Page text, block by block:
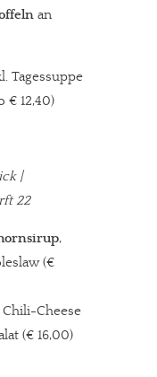
an
Tagessuppe
€ 12,40)
|
22
,
(€
Cheese
(€ 16,00)